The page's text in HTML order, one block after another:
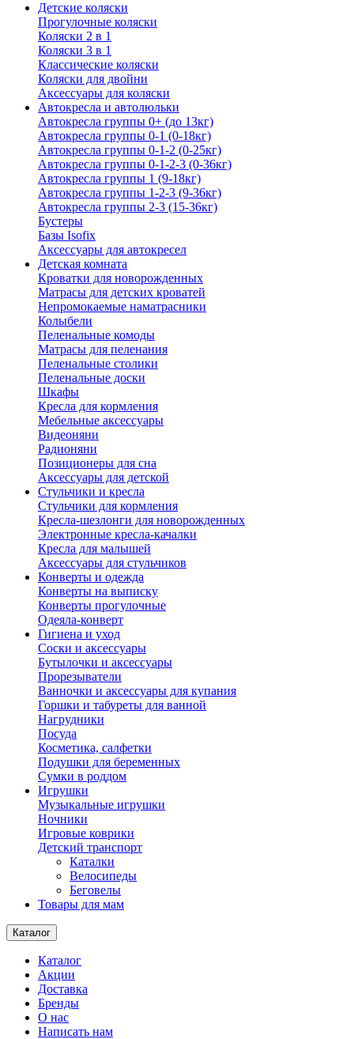
Детские коляски
Прогулочные коляски
Коляски 2 в 1
Коляски 3 в 1
Классические коляски
Коляски для двойни
Аксессуары для коляски
Автокресла и автолюльки
Автокресла группы 0+ (до 13кг)
Автокресла группы 0-1 (0-18кг)
Автокресла группы 0-1-2 (0-25кг)
Автокресла группы 0-1-2-3 (0-36кг)
Автокресла группы 1 (9-18кг)
Автокресла группы 1-2-3 (9-36кг)
Автокресла группы 2-3 (15-36кг)
Бустеры
Базы Isofix
Аксессуары для автокресел
Детская комната
Кроватки для новорожденных
Матрасы для детских кроватей
Непромокаемые наматрасники
Колыбели
Пеленальные комоды
Матрасы для пеленания
Пеленальные столики
Пеленальные доски
Шкафы
Кресла для кормления
Мебельные аксессуары
Видеоняни
Радионяни
Позиционеры для сна
Аксессуары для детской
Стульчики и кресла
Стульчики для кормления
Кресла-шезлонги для новорожденных
Электронные кресла-качалки
Кресла для малышей
Аксессуары для стульчиков
Конверты и одежда
Конверты на выписку
Конверты прогулочные
Одеяла-конверт
Гигиена и уход
Соски и аксессуары
Бутылочки и аксессуары
Прорезыватели
Ванночки и аксессуары для купания
Горшки и табуреты для ванной
Нагрудники
Посуда
Косметика, салфетки
Подушки для беременных
Сумки в роддом
Игрушки
Музыкальные игрушки
Ночники
Игровые коврики
Детский транспорт
Каталки
Велосипеды
Беговелы
Товары для мам
Каталог
Каталог
Акции
Доставка
Бренды
О нас
Написать нам